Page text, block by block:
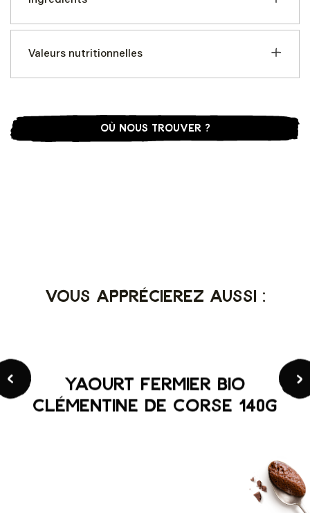
Valeurs nutritionnelles
OÙ NOUS TROUVER ?
Vous apprécierez aussi :
Yaourt fermier BIO
Clémentine de Corse 140g